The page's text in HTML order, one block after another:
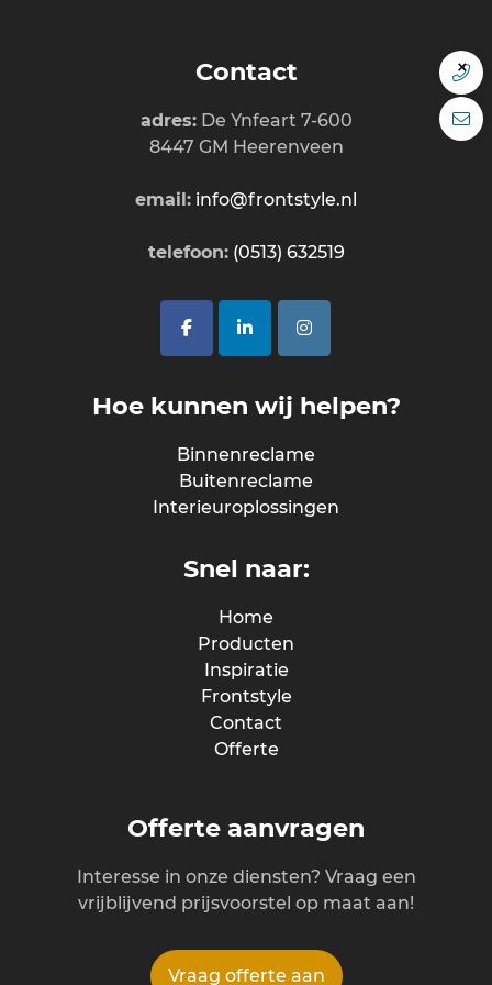
Contact
adres:De Ynfeart 7-600
8447 GM Heerenveen
email: info@frontstyle.nl
telefoon: (0513) 632519
Hoe kunnen wij helpen?
Binnenreclame
Buitenreclame
Interieuroplossingen
Snel naar:
Home
Producten
Inspiratie
Frontstyle
Contact
Offerte
Offerte aanvragen
Interesse in onze diensten? Vraag een
vrijblijvend prijsvoorstel op maat aan!
Vraag offerte aan